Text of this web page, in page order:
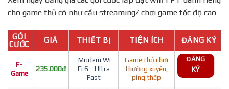
cho game thủ có như cầu streaming/ chơi game tốc độ cao
GÓI
CƯỚC
GIÁ THIẾT BỊ TIỆN ÍCH ĐĂNG KÝ
F-
Game
235.000đ
- Modem Wi-
Fi 6 - Ultra
Fast
Game thủ chơi
thường xuyên,
ping thấp
ĐĂNG
KÝ